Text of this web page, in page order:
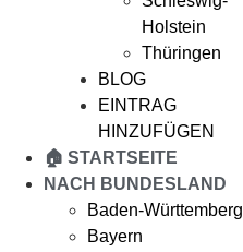
Holstein
Thüringen
BLOG
EINTRAG
HINZUFÜGEN
🏠 STARTSEITE
NACH BUNDESLAND
Baden-Württemberg
Bayern